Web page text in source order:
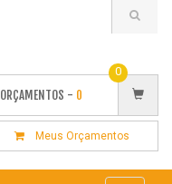
ORÇAMENTOS - 0
0
Meus Orçamentos